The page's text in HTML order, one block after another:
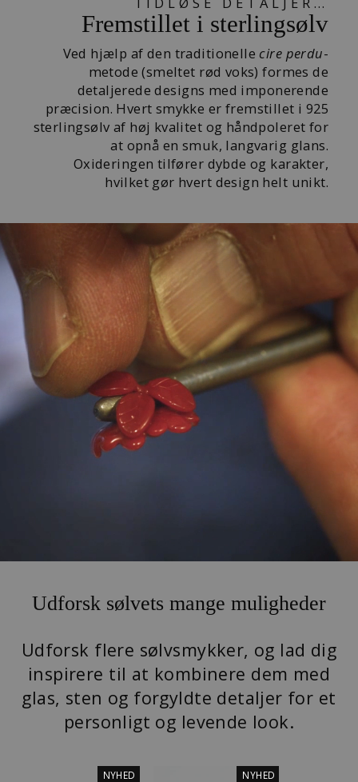
Fremstillet i sterlingsølv
Ved hjælp af den traditionelle cire perdu-
metode (smeltet rød voks) formes de
detaljerede designs med imponerende
præcision. Hvert smykke er fremstillet i 925
sterlingsølv af høj kvalitet og håndpoleret for
at opnå en smuk, langvarig glans.
Oxideringen tilfører dybde og karakter,
hvilket gør hvert design helt unikt.
Udforsk sølvets mange muligheder
Udforsk flere sølvsmykker, og lad dig
inspirere til at kombinere dem med
glas, sten og forgyldte detaljer for et
personligt og levende look.
NYHED NYHED